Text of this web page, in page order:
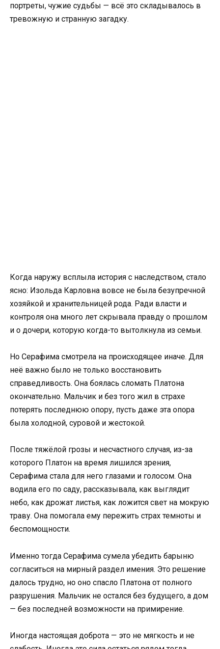
портреты, чужие судьбы — всё это складывалось в
тревожную и странную загадку.
Когда наружу всплыла история с наследством, стало
ясно: Изольда Карловна вовсе не была безупречной
хозяйкой и хранительницей рода. Ради власти и
контроля она много лет скрывала правду о прошлом
и о дочери, которую когда-то вытолкнула из семьи.
Но Серафима смотрела на происходящее иначе. Для
неё важно было не только восстановить
справедливость. Она боялась сломать Платона
окончательно. Мальчик и без того жил в страхе
потерять последнюю опору, пусть даже эта опора
была холодной, суровой и жестокой.
После тяжёлой грозы и несчастного случая, из-за
которого Платон на время лишился зрения,
Серафима стала для него глазами и голосом. Она
водила его по саду, рассказывала, как выглядит
небо, как дрожат листья, как ложится свет на мокрую
траву. Она помогала ему пережить страх темноты и
беспомощности.
Именно тогда Серафима сумела убедить барыню
согласиться на мирный раздел имения. Это решение
далось трудно, но оно спасло Платона от полного
разрушения. Мальчик не остался без будущего, а дом
— без последней возможности на примирение.
Иногда настоящая доброта — это не мягкость и не